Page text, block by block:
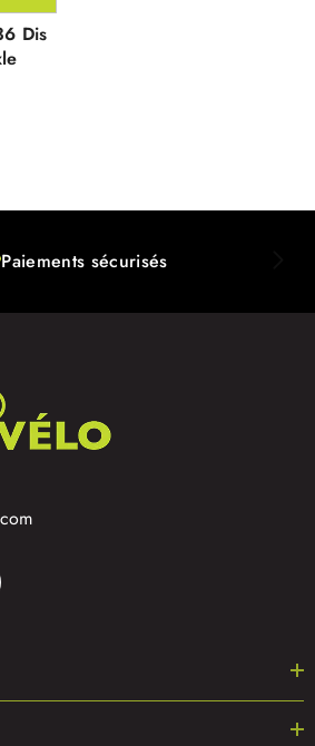
Dis
Paiements sécurisés